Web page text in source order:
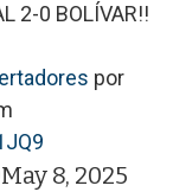
2-0 BOLÍVAR!!
por
May 8, 2025